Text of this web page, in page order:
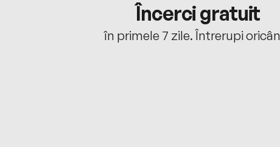
Încerci gratuit
în primele 7 zile. Întrerupi